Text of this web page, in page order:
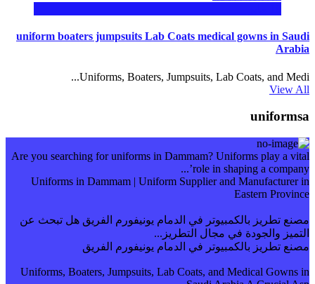
uniform boaters jumpsuits Lab Coats medical gowns in Saudi
Arabia
View All
uniformsa
Are you searching for uniforms in Dammam? Uniforms play a vital
role in shaping a company’...
Uniforms in Dammam | Uniform Supplier and Manufacturer in
Eastern Province
مصنع تطريز بالكمبيوتر في الدمام يونيفورم الفريق هل تبحث عن
التميز والجودة في مجال التطريز...
مصنع تطريز بالكمبيوتر في الدمام يونيفورم الفريق
‏Uniforms, Boaters, Jumpsuits, Lab Coats, and Medical Gowns in